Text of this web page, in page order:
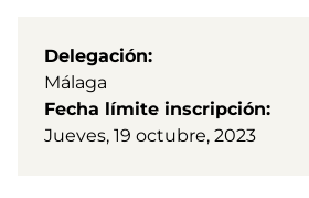
Delegación
Málaga
Fecha límite inscripción
Jueves, 19 octubre, 2023